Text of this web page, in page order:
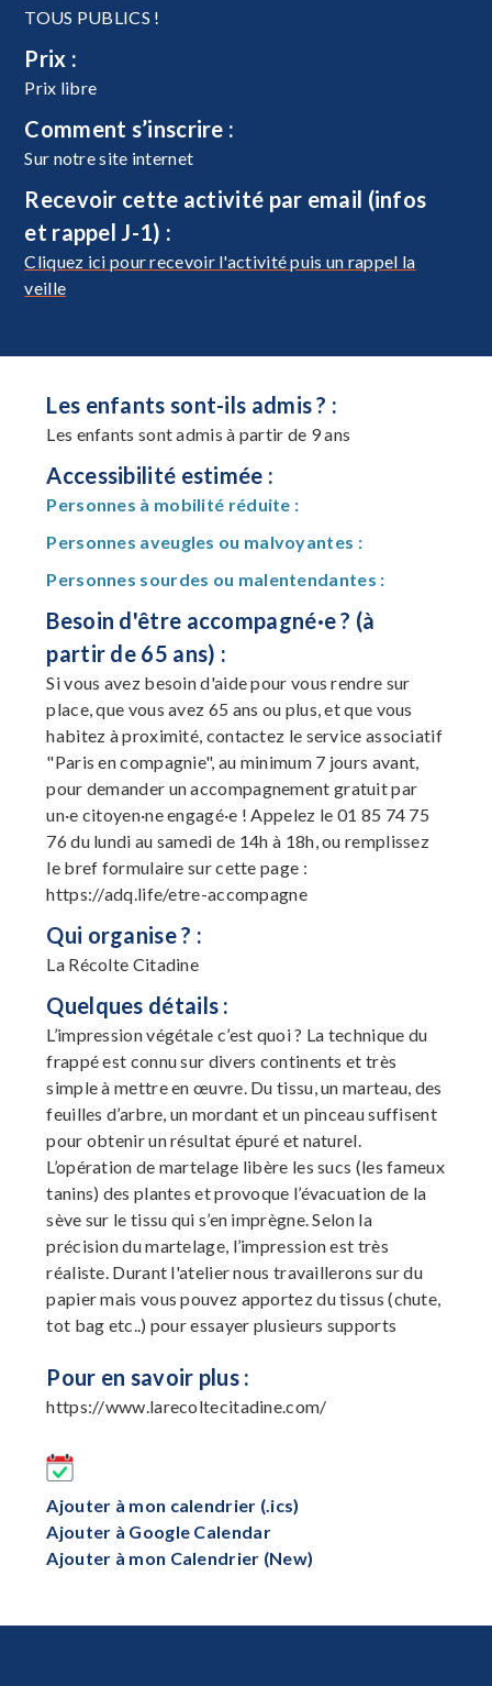
TOUS PUBLICS !
Prix :
Prix libre
Comment s’inscrire :
Sur notre site internet
Recevoir cette activité par email (infos
et rappel J-1) :
Cliquez ici pour recevoir l'activité puis un rappel la
veille
Les enfants sont-ils admis ? :
Les enfants sont admis à partir de 9 ans
Accessibilité estimée :
Personnes à mobilité réduite :
Personnes aveugles ou malvoyantes :
Personnes sourdes ou malentendantes :
Besoin d'être accompagné·e ? (à
partir de 65 ans) :
Si vous avez besoin d'aide pour vous rendre sur
place, que vous avez 65 ans ou plus, et que vous
habitez à proximité, contactez le service associatif
"Paris en compagnie", au minimum 7 jours avant,
pour demander un accompagnement gratuit par
un·e citoyen·ne engagé·e ! Appelez le 01 85 74 75
76 du lundi au samedi de 14h à 18h, ou remplissez
le bref formulaire sur cette page :
https://adq.life/etre-accompagne
Qui organise ? :
La Récolte Citadine
Quelques détails :
L’impression végétale c’est quoi ? La technique du
frappé est connu sur divers continents et très
simple à mettre en œuvre. Du tissu, un marteau, des
feuilles d’arbre, un mordant et un pinceau suffisent
pour obtenir un résultat épuré et naturel.
L’opération de martelage libère les sucs (les fameux
tanins) des plantes et provoque l’évacuation de la
sève sur le tissu qui s’en imprègne. Selon la
précision du martelage, l’impression est très
réaliste. Durant l'atelier nous travaillerons sur du
papier mais vous pouvez apportez du tissus (chute,
tot bag etc..) pour essayer plusieurs supports
Pour en savoir plus :
https://www.larecoltecitadine.com/
Ajouter à mon calendrier (.ics)
Ajouter à Google Calendar
Ajouter à mon Calendrier (New)